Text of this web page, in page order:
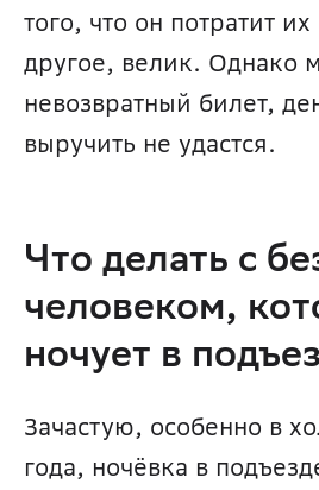
того, что он потратит их
другое, велик. Однако
невозвратный билет,
выручить не удастся.
Что делать с
человеком,
ночует в
Зачастую, особенно в
года, ночёвка в